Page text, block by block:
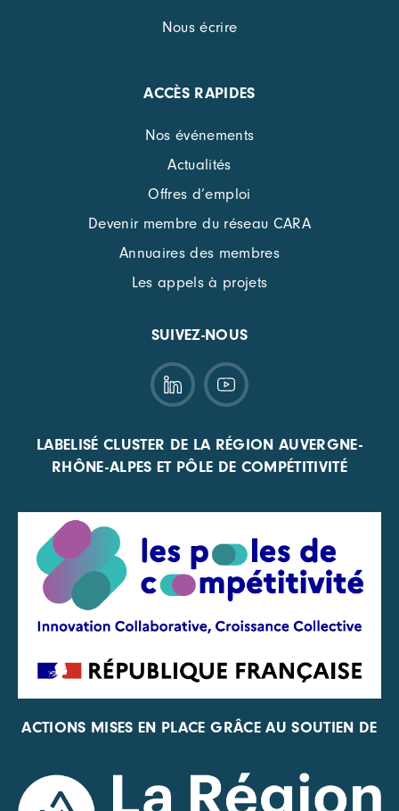
Nous écrire
ACCÈS RAPIDES
Nos événements
Actualités
Offres d’emploi
Devenir membre du réseau CARA
Annuaires des membres
Les appels à projets
SUIVEZ-NOUS
LABELISÉ CLUSTER DE LA RÉGION AUVERGNE-
RHÔNE-ALPES ET PÔLE DE COMPÉTITIVITÉ
ACTIONS MISES EN PLACE GRÂCE AU SOUTIEN DE